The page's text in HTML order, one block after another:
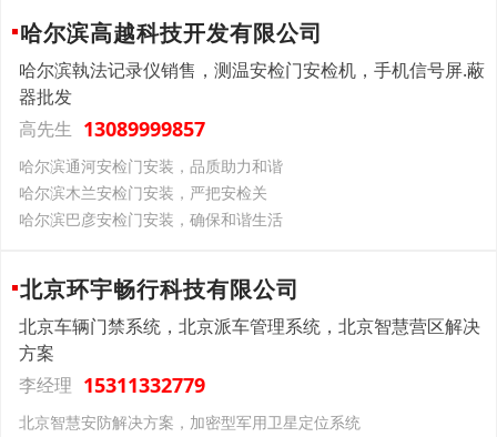
哈尔滨高越科技开发有限公司
哈尔滨執法记录仪销售，测温安检门安检机，手机信号屏.蔽
器批发
高先生 13089999857
哈尔滨通河安检门安装，品质助力和谐
哈尔滨木兰安检门安装，严把安检关
哈尔滨巴彦安检门安装，确保和谐生活
北京环宇畅行科技有限公司
北京车辆门禁系统，北京派车管理系统，北京智慧营区解决
方案
李经理 15311332779
北京智慧安防解决方案，加密型军用卫星定位系统